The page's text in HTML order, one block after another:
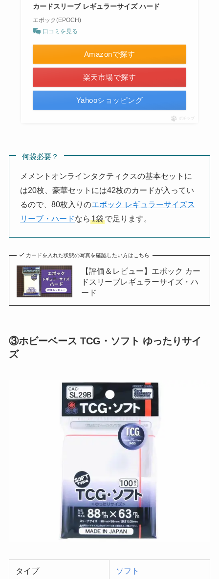
カードスリーブ レギュラーサイズ ハード
エポック(EPOCH)
口コミを見る
Amazonで探す
楽天市場で探す
Yahooショッピング
ポチップ
何袋必要？
メメントオンラインタクティクスの基本セットに
は20枚、豪華セットには42枚のカードが入ってい
るので、80枚入りのエポック レギュラーサイズス
リーブ・ハードなら1袋で足ります。
カードを入れた状態の写真を確認したい方はこちら
【評価＆レビュー】エポック カー
ドスリーブレギュラーサイズ・ハ
ード
③ホビーベース TCG・ソフト ゆったりサイ
ズ
タイプ ソフト